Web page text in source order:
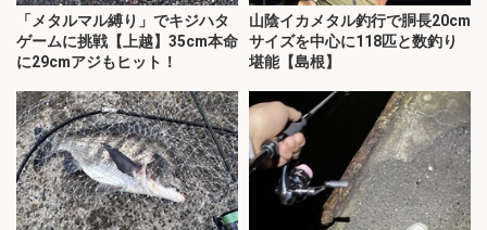
「メタルマル縛り」でキジハタ
ゲームに挑戦【上越】35cm本命
に29cmアジもヒット！
山陰イカメタル釣行で胴長20cm
サイズを中心に118匹と数釣り
堪能【島根】